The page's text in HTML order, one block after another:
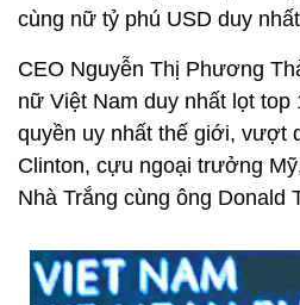
cùng nữ tỷ phú USD duy
CEO Nguyễn Thị Phương
nữ Việt Nam duy nhất lọt
quyền uy nhất thế giới, vượt
Clinton, cựu ngoại trưởng
Nhà Trắng cùng ông Donald